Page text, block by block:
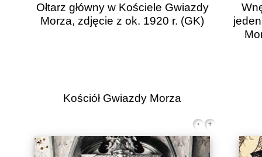
Ołtarz główny w Kościele Gwiazdy
Morza, zdjęcie z ok. 1920 r. (GK)
Kościół Gwiazdy Morza